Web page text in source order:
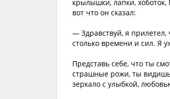
крылышки, лапки,
вот что он сказал:
— Здравствуй, я прилетел,
столько времени и сил. Я
Представь себе, что ты
страшные рожи, ты видишь
зеркало с улыбкой,